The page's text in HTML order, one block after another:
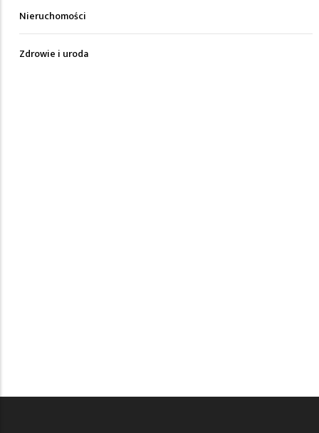
Nieruchomości
Zdrowie i uroda